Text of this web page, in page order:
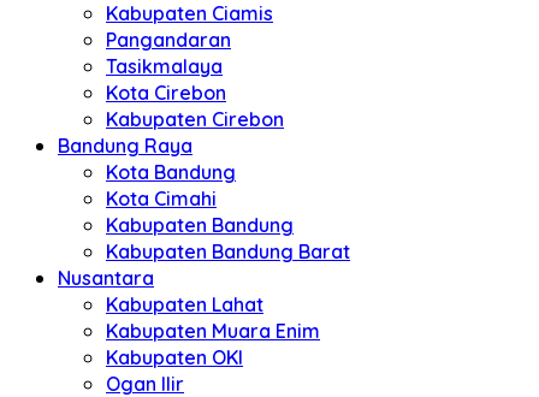
Kabupaten Ciamis
Pangandaran
Tasikmalaya
Kota Cirebon
Kabupaten Cirebon
Bandung Raya
Kota Bandung
Kota Cimahi
Kabupaten Bandung
Kabupaten Bandung Barat
Nusantara
Kabupaten Lahat
Kabupaten Muara Enim
Kabupaten OKI
Ogan Ilir